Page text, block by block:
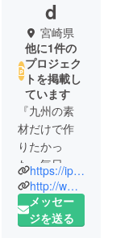
d
宮崎県
他に1件の
プロジェク
トを掲載し
ています
『九州の素
材だけで作
りたかっ
た、毎日の
おいしさ』
それが私た
ちのものづ
https://ippei-holdings.com/
http://www.kyushu-pancake.jp/
メッセー
ジを送る